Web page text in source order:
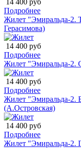
Подробнее
Жилет "Эмиральда-2.
Герасимова)
14 400 руб
Подробнее
Жилет "Эмиральда-2.
14 400 руб
Подробнее
Жилет "Эмиральда-2.
(А.Островская)
14 400 руб
Подробнее
Жилет "Эмиральда-2.